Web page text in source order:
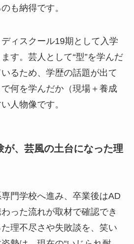
も納得です。
ィスクール19期として入学
す。芸人として“型”を学んだ
るため、学歴の話題が出て
何を学んだか（現場＋養成
人物像です。
、芸風の土台になった理
門学校へ進み、卒業後はAD
った流れが取材で確認でき
理不尽さや失敗談を、笑い